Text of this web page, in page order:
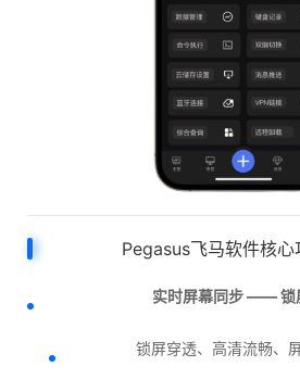
Pegasus飞马软件核心
实时屏幕同步 —— 锁
锁屏穿透、高清流畅、